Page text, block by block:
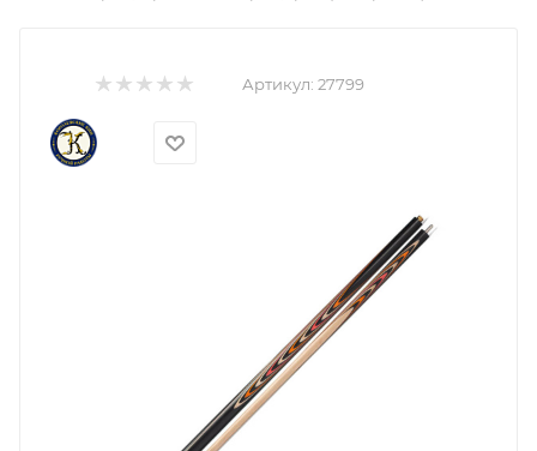
Артикул: 27799